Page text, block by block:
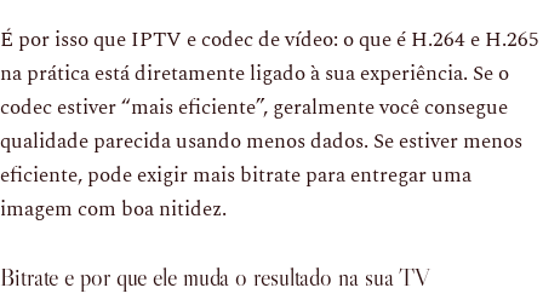
É por isso que IPTV e codec de vídeo: o que é H.264 e H.265
na prática está diretamente ligado à sua experiência. Se o
codec estiver “mais eficiente”, geralmente você consegue
qualidade parecida usando menos dados. Se estiver menos
eficiente, pode exigir mais bitrate para entregar uma
imagem com boa nitidez.
Bitrate e por que ele muda o resultado na sua TV